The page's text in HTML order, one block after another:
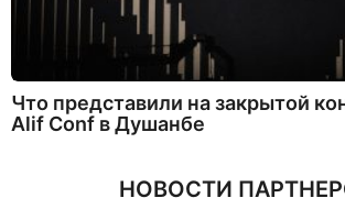
Что представили на закрытой
Alif Conf в Душанбе
НОВОСТИ